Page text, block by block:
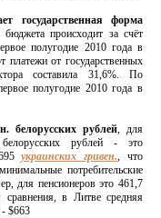
государственная форма
происходит за счёт
полугодие 2010 года в
платежи от государственных
составила 31,6%. По
полугодие 2010 года в
белорусских рублей, для
рублей - это
695украинских гривен., что
потребительские
для пенсионеров это 461,7
в Литве средняя
- $663